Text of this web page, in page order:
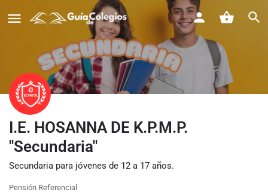
I.E. HOSANNA DE K.P.M.P.
"Secundaria"
Secundaria para jóvenes de 12 a 17 años.
Pensión Referencial